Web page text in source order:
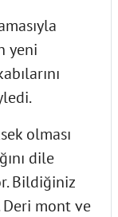
yeni
olması
dile
Bildiğiniz
Deri mont ve